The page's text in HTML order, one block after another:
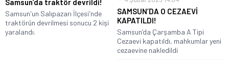
Samsun’da traktör devrildi!
Samsun'un Salıpazarı İlçesi'nde
traktörün devrilmesi sonucu 2 kişi
yaralandı.
SAMSUN’DA O CEZAEVİ
KAPATILDI!
Samsun’da Çarşamba A Tipi
Cezaevi kapatıldı, mahkumlar yeni
cezaevine nakledildi